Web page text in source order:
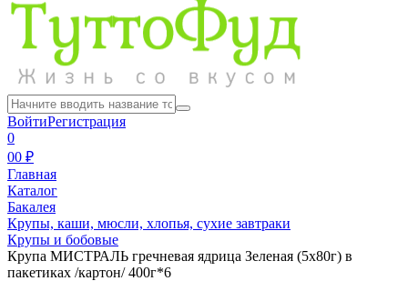
ВойтиРегистрация
0
00 ₽
Главная
Каталог
Бакалея
Крупы, каши, мюсли, хлопья, сухие завтраки
Крупы и бобовые
Крупа МИСТРАЛЬ гречневая ядрица Зеленая (5х80г) в
пакетиках /картон/ 400г*6